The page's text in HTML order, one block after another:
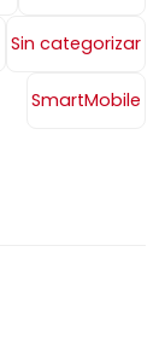
Sin categorizar
SmartMobile